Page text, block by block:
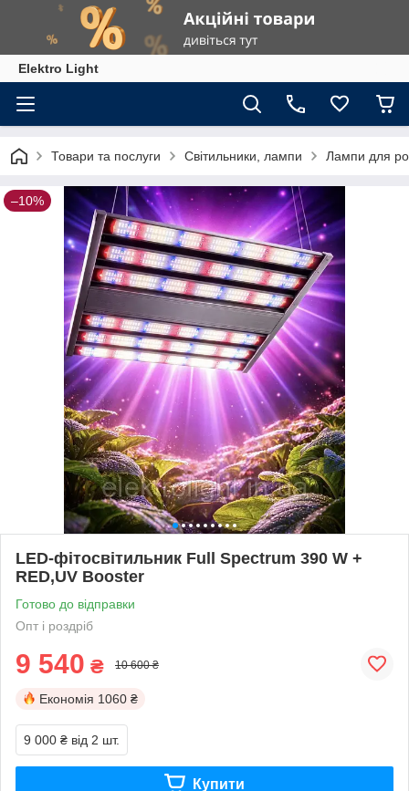
Elektro Light
Товари та послуги Світильники, лампи Лампи для
–10%
LED-фітосвітильник Full Spectrum 390 W +
RED,UV Booster
Готово до відправки
Опт і роздріб
9 540 ₴ 10 600 ₴
Економія 1060 ₴
9 000 ₴ від 2 шт.
Купити